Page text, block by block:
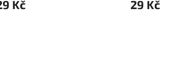
Kč 29 Kč